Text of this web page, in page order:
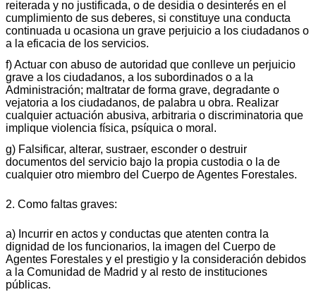
reiterada y no justificada, o de desidia o desinterés en el
cumplimiento de sus deberes, si constituye una conducta
continuada u ocasiona un grave perjuicio a los ciudadanos o
a la eficacia de los servicios.
f) Actuar con abuso de autoridad que conlleve un perjuicio
grave a los ciudadanos, a los subordinados o a la
Administración; maltratar de forma grave, degradante o
vejatoria a los ciudadanos, de palabra u obra. Realizar
cualquier actuación abusiva, arbitraria o discriminatoria que
implique violencia física, psíquica o moral.
g) Falsificar, alterar, sustraer, esconder o destruir
documentos del servicio bajo la propia custodia o la de
cualquier otro miembro del Cuerpo de Agentes Forestales.
2. Como faltas graves:
a) Incurrir en actos y conductas que atenten contra la
dignidad de los funcionarios, la imagen del Cuerpo de
Agentes Forestales y el prestigio y la consideración debidos
a la Comunidad de Madrid y al resto de instituciones
públicas.